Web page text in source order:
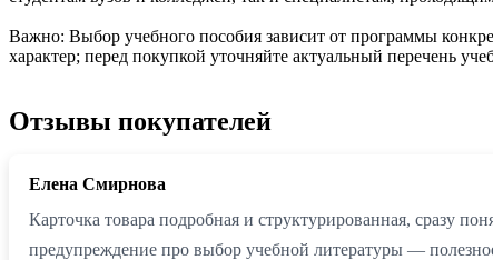
Важно: Выбор учебного пособия зависит от программы
характер; перед покупкой уточняйте актуальный перечень
Отзывы покупателей
Елена Смирнова
Карточка товара подробная и структурированная, сразу
предупреждение про выбор учебной литературы —